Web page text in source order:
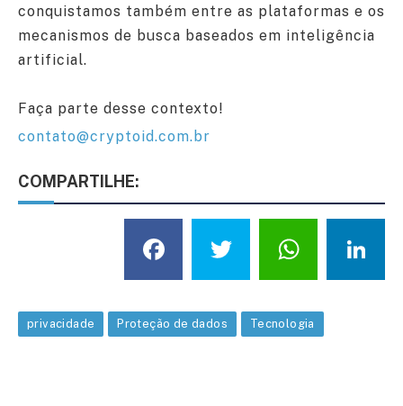
conquistamos também entre as plataformas e os
mecanismos de busca baseados em inteligência
artificial.
Faça parte desse contexto!
contato@cryptoid.com.br
COMPARTILHE:
Facebook
Twitter
privacidade Proteção de dados Tecnologia